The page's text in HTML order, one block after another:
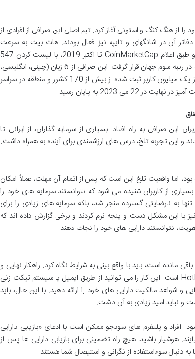
شد و فعالیت خود را از هنگ کنگ و استونی آغاز کرد. تیم اصلی این صرافی از افرادی از
آن در شانگهای و تایپه نیز فعال بودند. هات بیت به سرعت
توانست جایگاه خود را در بازار ارزهای دیجیتال پیدا کند و طبق اعلام CoinMarketCap تا اکتبر 2019، با لیست کردن 547
جفت معاملاتی، از نظر تعداد پروژه های ارز رمزنگاری شده در رتبه سوم جهان قرار گرفت. این صرافی از 6 زبان (چینی، انگلیسی،
روسی، کره ای، تایلندی، ترکی) پشتیبانی می کرد و بیش از یک میلیون کاربر ثبت شده از بیش از 170 کشور و منطقه در سراسر
می 2023 به پایان رسید.
این صرافی به راه افتاد. بسیاری از سرمایه گذاران، از ایرانی تا
و این تجربه تلخ، درس های ارزشمندی برای آینده به همراه داشت.
اما واقعیت تلخ این است که پس از اتمام آن مهلت، عملاً امکان
از کاربران شنیده می شود که نتوانستند سرمایه های خود را
به نارضایتی گسترده منجر شد، بلکه سرمایه های زیادی را برای
نیز با این مشکل دست و پنجه نرم کردند و برخی گزارش داده اند که
نتوانستند دارایی های خود را نجات دهند.
مانده است، باید با واقع بینی به شرایط نگاه کرد. راهکار نهایی و
البته کم شانس، تلاش برای برقراری ارتباط با پشتیبانی Hotbit است. این کار را می توانید از طریق ایمیل یا سیستم تیکت زنی
شواهد مالکیت دارایی های خود را ارائه دهید. با این حال، باید
و نباید امید زیادی به آن داشت.
افراد و پلتفرم های سودجو ممکن است با ادعای «بازیابی دارایی
هوشیار باشید! هیچ راه تضمینی برای بازیابی دارایی ها پس از
دنبال سوءاستفاده از نگرانی و استیصال شما هستند.